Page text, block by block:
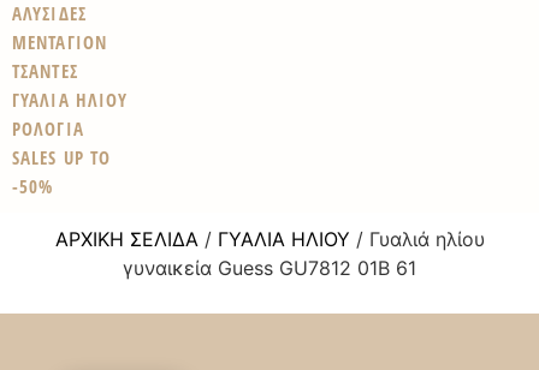
ΑΛΥΣΙΔΕΣ
ΜΕΝΤΑΓΙΟΝ
ΤΣΑΝΤΕΣ
ΓΥΑΛΙΑ ΗΛΙΟΥ
ΡΟΛΟΓΙΑ
SALES UP TO
-50%
ΑΡΧΙΚΉ ΣΕΛΊΔΑ/ ΓΥΑΛΙΆ ΗΛΊΟΥ / Γυαλιά ηλίου
γυναικεία Guess GU7812 01B 61